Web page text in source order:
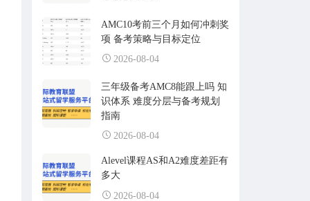
AMC10考前三个月如何冲刺奖
项 备考策略与目标定位
2026-08-04
三年级备考AMC8能跟上吗 知
识体系 难度分层与备考规划
指南
2026-08-04
Alevel课程AS和A2难度差距有
多大
2026-08-04